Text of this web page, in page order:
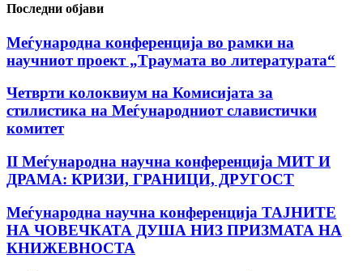
Последни објави
Mеѓународна конференција во рамки на
научниот проект „Tраумата во литературата“
Четврти колоквиум на Комисијата за
стилистика на Меѓународниот славистички
комитет
II Меѓународна научна конференција МИТ И
ДРАМА: КРИЗИ, ГРАНИЦИ, ДРУГОСТ
Меѓународна научна конференција ТАЈНИТЕ
НА ЧОВЕЧКАТА ДУША НИЗ ПРИЗМАТА НА
КНИЖЕВНОСТА